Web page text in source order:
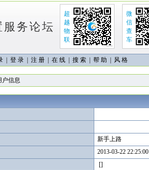
服务论坛
超
越
物
联
微
信
查
车
| 登 录 注 册 在 线 搜 索 帮 助 | 风 格
信息
新手上路
2013-03-22 22:25:00
[]